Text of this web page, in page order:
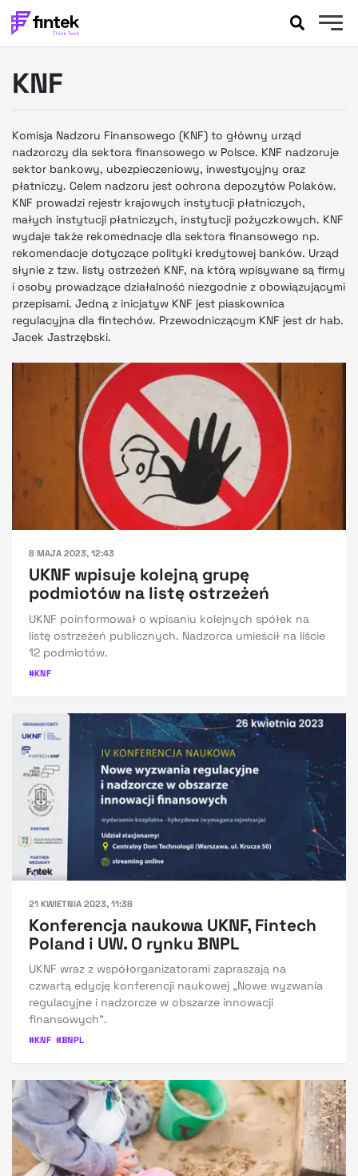
BANKOWOŚĆ
WYWIADY
LEGAL
PODCASTY
FINTEKEXTRA
OKIEM EKSPERTA
KNF
Komisja Nadzoru Finansowego (KNF) to główny urząd
nadzorczy dla sektora finansowego w Polsce. KNF nadzoruje
sektor bankowy, ubezpieczeniowy, inwestycyjny oraz
płatniczy. Celem nadzoru jest ochrona depozytów Polaków.
KNF prowadzi rejestr krajowych instytucji płatniczych,
małych instytucji płatniczych, instytucji pożyczkowych. KNF
wydaje także rekomednacje dla sektora finansowego np.
rekomendacje dotyczące polityki kredytowej banków. Urząd
słynie z tzw. listy ostrzeżeń KNF, na którą wpisywane są firmy
i osoby prowadzące działalność niezgodnie z obowiązującymi
przepisami. Jedną z inicjatyw KNF jest piaskownica
regulacyjna dla fintechów. Przewodniczącym KNF jest dr hab.
Jacek Jastrzębski.
8 MAJA 2023, 12:43
UKNF wpisuje kolejną grupę
podmiotów na listę ostrzeżeń
UKNF poinformował o wpisaniu kolejnych spółek na
listę ostrzeżeń publicznych. Nadzorca umieścił na liście
12 podmiotów.
#KNF
21 KWIETNIA 2023, 11:38
Konferencja naukowa UKNF, Fintech
Poland i UW. O rynku BNPL
UKNF wraz z współorganizatorami zapraszają na
czwartą edycję konferencji naukowej „Nowe wyzwania
regulacyjne i nadzorcze w obszarze innowacji
finansowych”.
#KNF #BNPL